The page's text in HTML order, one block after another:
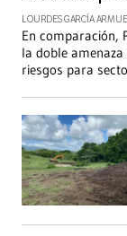
LOURDES GARCÍA
En comparación,
la doble
riesgos para